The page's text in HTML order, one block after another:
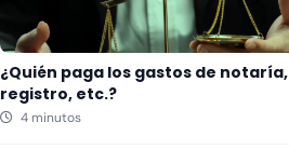
¿Quién paga los gastos de notaría,
registro, etc.?
4 minutos